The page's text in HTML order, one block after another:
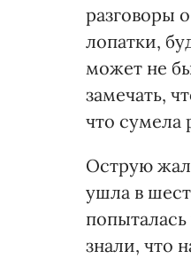
разговоры
лопатки,
может не
замечать,
что сумела
Острую
ушла в
знали, что